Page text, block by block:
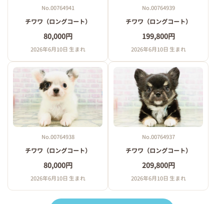
No.00764941
チワワ（ロングコート）
80,000円
2026年6月10日 生まれ
No.00764939
チワワ（ロングコート）
199,800円
2026年6月10日 生まれ
No.00764938
チワワ（ロングコート）
80,000円
2026年6月10日 生まれ
No.00764937
チワワ（ロングコート）
209,800円
2026年6月10日 生まれ